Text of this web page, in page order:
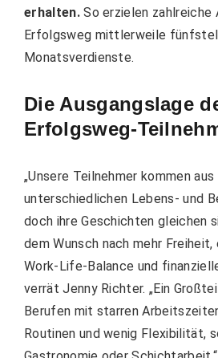
erhalten.So erzielen zahlreiche
Erfolgsweg mittlerweile
Monatsverdienste.
Die Ausgangslage
Erfolgsweg-
„Unsere Teilnehmer kommen aus
unterschiedlichen Lebens- und
doch ihre Geschichten gleichen
dem Wunsch nach mehr Freiheit,
Work-Life-Balance und
verrät Jenny Richter. „Ein
Berufen mit starren
Routinen und wenig Flexibilität,